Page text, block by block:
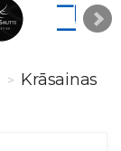
> Krāsainas